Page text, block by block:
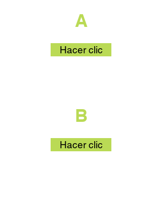
A
Hacer clic
B
Hacer clic